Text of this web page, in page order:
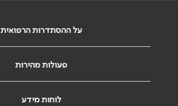
על ההסתדרות הרפואית
פעולות מהירות
לוחות מידע